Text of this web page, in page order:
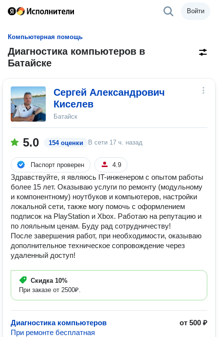
Войти
Компьютерная помощь
Диагностика компьютеров в
Батайске
Сергей Александрович
Киселев
Батайск
5.0 154 оценки В сети 17 ч. назад
Паспорт проверен 4.9
Здравствуйте, я являюсь IT-инженером с опытом работы
более 15 лет. Оказываю услуги по ремонту (модульному
и компонентному) ноутбуков и компьютеров, настройки
локальной сети, также могу помочь с оформлением
подписок на PlayStation и Xbox. Работаю на репутацию и
по лояльным ценам. Буду рад сотрудничеству!
После завершения работ, при необходимости, оказываю
дополнительное техническое сопровождение через
удаленный доступ!
Скидка 10%
При заказе от 2500₽.
Диагностика компьютеров
от 500 ₽
При ремонте бесплатная